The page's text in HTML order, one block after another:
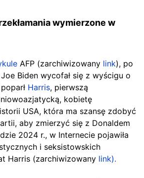
wymierzone w
AFP (zarchiwizowany link), po
Biden wycofał się z wyścigu o
Harris, pierwszą
kobietę
USA, która ma szansę zdobyć
aby zmierzyć się z Donaldem
2024 r., w Internecie pojawiła
i seksistowskich
Harris (zarchiwizowany link).